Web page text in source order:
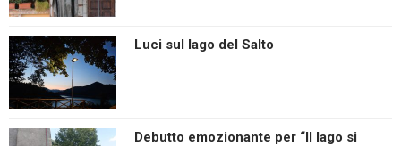
Luci sul lago del Salto
Debutto emozionante per “Il lago si